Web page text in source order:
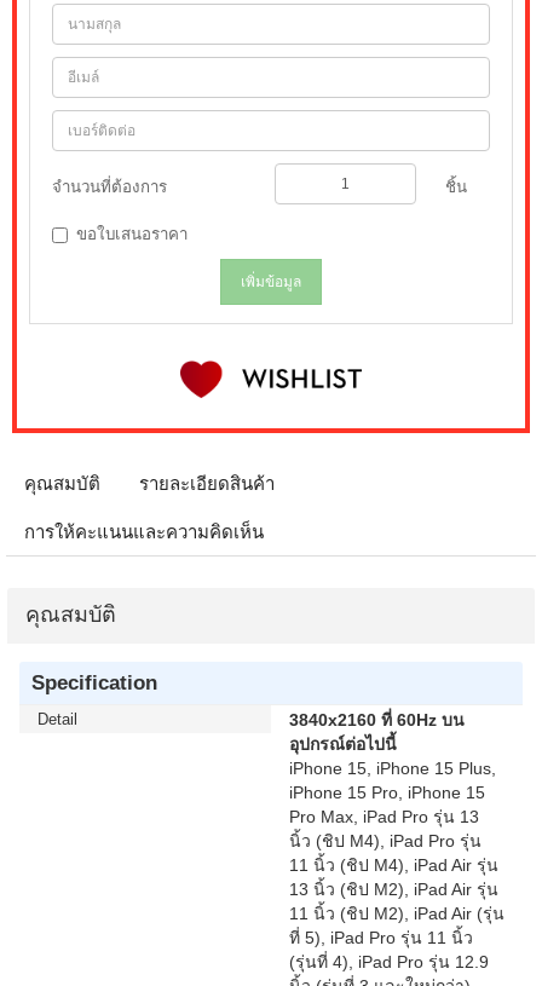
จำนวนที่ต้องการ ชิ้น
ขอใบเสนอราคา
เพิ่มข้อมูล
คุณสมบัติ รายละเอียดสินค้า
การให้คะแนนและความคิดเห็น
คุณสมบัติ
Specification
Detail
3840x2160 ที่ 60Hz บน
อุปกรณ์ต่อไปนี้
iPhone 15, iPhone 15 Plus,
iPhone 15 Pro, iPhone 15
Pro Max, iPad Pro รุ่น 13
นิ้ว (ชิป M4), iPad Pro รุ่น
11 นิ้ว (ชิป M4), iPad Air รุ่น
13 นิ้ว (ชิป M2), iPad Air รุ่น
11 นิ้ว (ชิป M2), iPad Air (รุ่น
ที่ 5), iPad Pro รุ่น 11 นิ้ว
(รุ่นที่ 4), iPad Pro รุ่น 12.9